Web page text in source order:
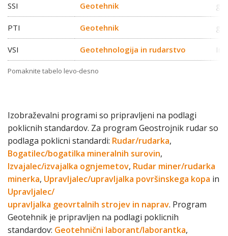
SSI Geotehnik
PTI Geotehnik
VSI Geotehnologija in rudarstvo
Pomaknite tabelo levo-desno
Izobraževalni programi so pripravljeni na podlagi
poklicnih standardov. Za program Geostrojnik rudar so
podlaga poklicni standardi: Rudar/rudarka,
Bogatilec/bogatilka mineralnih surovin,
Izvajalec/izvajalka ognjemetov, Rudar miner/rudarka
minerka, Upravljalec/upravljalka površinskega kopa in
Upravljalec/
upravljalka geovrtalnih strojev in naprav. Program
Geotehnik je pripravljen na podlagi poklicnih
standardov: Geotehnični laborant/laborantka,